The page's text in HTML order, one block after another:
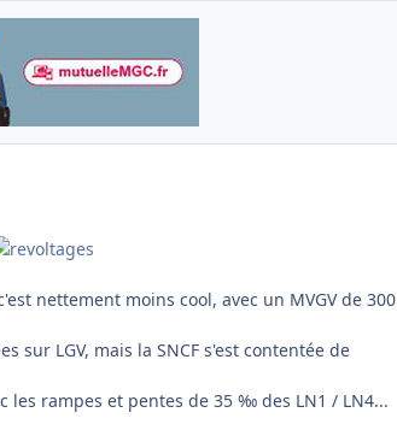
nettement moins cool, avec un MVGV de 300
sur LGV, mais la SNCF s'est contentée de
les rampes et pentes de 35 ‰ des LN1 / LN4...